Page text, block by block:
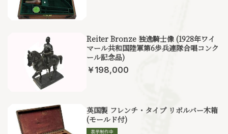
Reiter Bronze 独逸騎士像 (1928年ワイ
マール共和国陸軍第6歩兵連隊合唱コンク
ール記念品)
￥198,000
英国製 フレンチ・タイプ リボルバー木箱
(モールド付)